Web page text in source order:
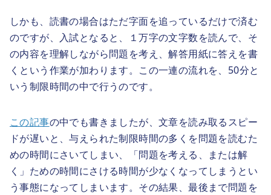
しかも、読書の場合はただ字面を追っているだけで済む
のですが、入試となると、１万字の文字数を読んで、そ
の内容を理解しながら問題を考え、解答用紙に答えを書
くという作業が加わります。この一連の流れを、50分と
いう制限時間の中で行うのです。
この記事の中でも書きましたが、文章を読み取るスピー
ドが遅いと、与えられた制限時間の多くを問題を読むた
めの時間にさいてしまい、「問題を考える、または解
く」ための時間にさける時間が少なくなってしまうとい
う事態になってしまいます。その結果、最後まで問題を